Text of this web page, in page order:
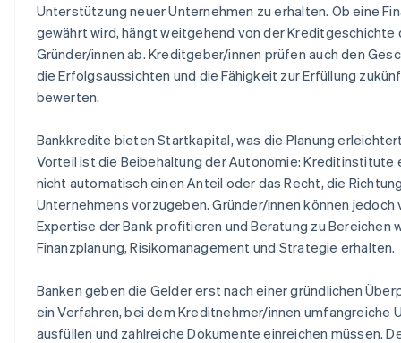
Unterstützung neuer Unternehmen zu erhalten. Ob eine
gewährt wird, hängt weitgehend von der Kreditgeschichte
Gründer/innen ab. Kreditgeber/innen prüfen auch den
die Erfolgsaussichten und die Fähigkeit zur Erfüllung
bewerten.
Bankkredite bieten Startkapital, was die Planung
Vorteil ist die Beibehaltung der Autonomie: Kreditinstitute
nicht automatisch einen Anteil oder das Recht, die
Unternehmens vorzugeben. Gründer/innen können jedoch
Expertise der Bank profitieren und Beratung zu Bereichen
Finanzplanung, Risikomanagement und Strategie erhalten.
Banken geben die Gelder erst nach einer gründlichen
ein Verfahren, bei dem Kreditnehmer/innen umfangreiche
ausfüllen und zahlreiche Dokumente einreichen müssen.